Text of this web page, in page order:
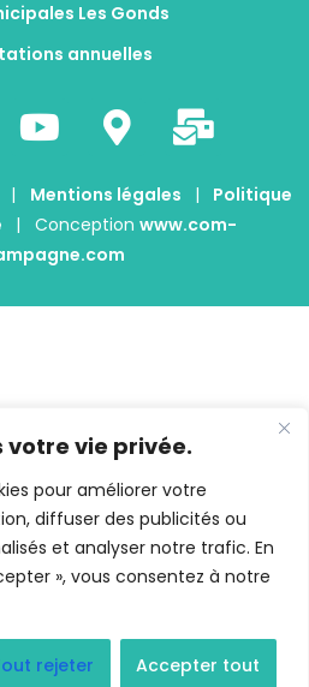
votre vie privée.
pour améliorer votre
diffuser des publicités ou
et analyser notre trafic. En
», vous consentez à notre
rejeter Accepter tout
Les Gonds
annuelles
| Mentions légales |
Politique
| Conception www.com-